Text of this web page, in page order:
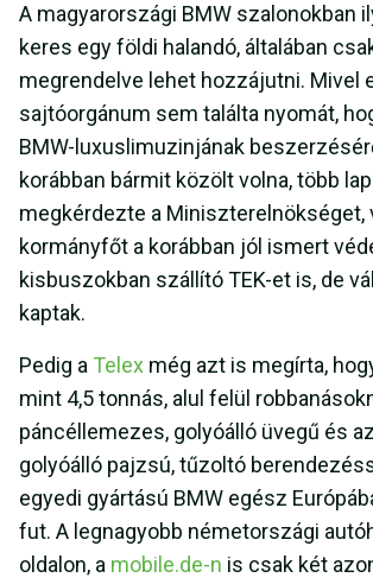
A magyarországi BMW szalonokban
keres egy földi halandó, általában
megrendelve lehet hozzájutni. Mivel
sajtóorgánum sem találta nyomát,
BMW-luxuslimuzinjának
korábban bármit közölt volna, több
megkérdezte a Miniszterelnökséget,
kormányfőt a korábban jól ismert
kisbuszokban szállító TEK-et is, de
kaptak.
Pedig a Telex még azt is megírta,
mint 4,5 tonnás, alul felül
páncéllemezes, golyóálló üvegű és
golyóálló pajzsú, tűzoltó
egyedi gyártású BMW egész
fut. A legnagyobb németországi
oldalon, a mobile.de-n is csak két